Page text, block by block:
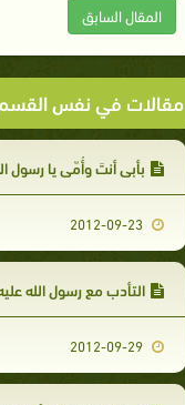
المقال السابق
مقالات في نفس
بأبي أنتَ وأُمّي يا رسول
2012-09-23
التأدب مع رسول الله
2012-09-29